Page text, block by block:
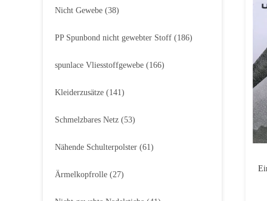
Nicht Gewebe (38)
PP Spunbond nicht gewebter Stoff (186)
spunlace Vliesstoffgewebe (166)
Kleiderzusätze (141)
Schmelzbares Netz (53)
Nähende Schulterpolster (61)
Ärmelkopfrolle (27)